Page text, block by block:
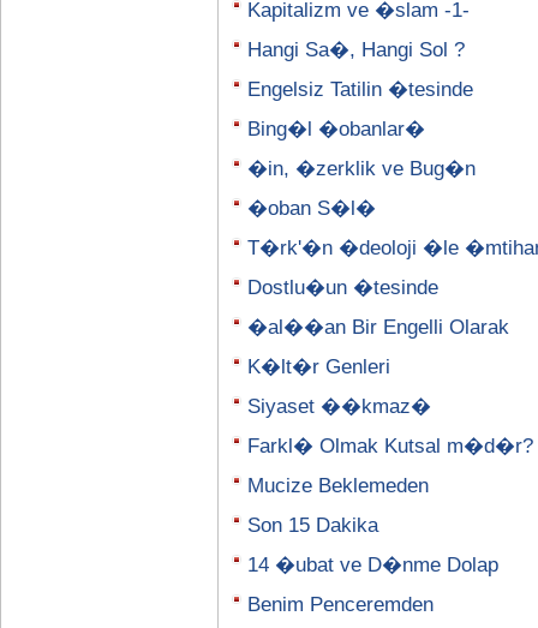
Kapitalizm ve �slam -1-
Hangi Sa�, Hangi Sol ?
Engelsiz Tatilin �tesinde
Bing�l �obanlar�
�in, �zerklik ve Bug�n
�oban S�l�
T�rk'�n �deoloji �le
Dostlu�un �tesinde
�al��an Bir Engelli Olarak
K�lt�r Genleri
Siyaset ��kmaz�
Farkl� Olmak Kutsal m�d�r?
Mucize Beklemeden
Son 15 Dakika
14 �ubat ve D�nme Dolap
Benim Penceremden